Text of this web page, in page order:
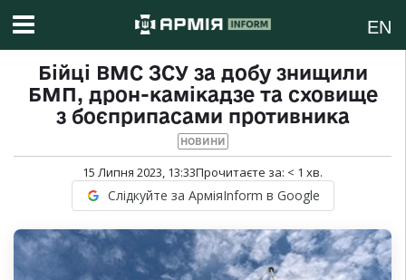
EN
Бійці ВМС ЗСУ за добу знищили
БМП, дрон-камікадзе та сховище
з боєприпасами противника
НОВИНИ
15 Липня 2023, 13:33Прочитаєте за: < 1 хв.
Слідкуйте за АрміяInform в Google